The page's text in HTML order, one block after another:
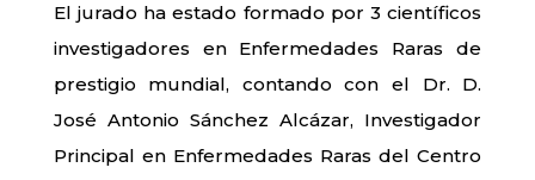
El jurado ha estado formado por 3 científicos
investigadores en Enfermedades Raras de
prestigio mundial, contando con el Dr. D.
José Antonio Sánchez Alcázar, Investigador
Principal en Enfermedades Raras del Centro